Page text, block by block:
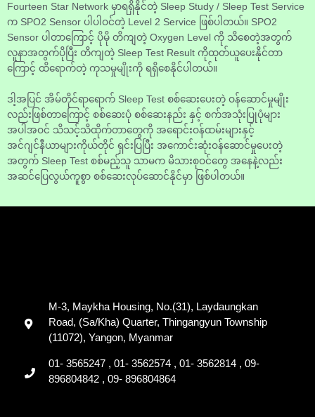
Fourteen Star Network မှာရရှိနိုင်တဲ့ Sleep Study / Sleep Test Service
က SPO2 Sensor ပါပါဝင်တဲ့ Level 2 Service ဖြစ်ပါတယ်။ SPO2
Sensor ပါတာကြောင့် ပိုမို တိကျတဲ့ Oxygen Level ကို သိစေတဲ့အတွက်
လူနာအတွက်ပိုပြီး တိကျတဲ့ Sleep Test Result ကိုထုတ်ယူပေးနိုင်တာ
ကြောင့် ထိရောက်တဲ့ ကုသမှုမျိုးကို ရရှိစေနိုင်ပါတယ်။
ဒါ့အပြင် အိမ်တိုင်ရာရောက် Sleep Test စစ်ဆေးပေးတဲ့ ဝန်ဆောင်မှုမျိုး
လည်းဖြစ်တာကြောင့် စစ်ဆေးပုံ စစ်ဆေးနည်း နှင့် စက်အသုံးပြုပုံများ
အပါအဝင် သိသင့်သိထိုက်တာတွေကို အရောင်းဝန်ထမ်းများနှင့်
အင်ဂျင်နီယာများကိုယ်တိုင် ရှင်းပြပြီး အကောင်းဆုံးဝန်ဆောင်မှုပေးတဲ့
အတွက် Sleep Test စစ်မည့်သူ သာမက မိသားစုဝင်တွေ အနေနဲ့လည်း
အဆင်ပြေလွယ်ကူစွာ စစ်ဆေးလုပ်ဆောင်နိုင်မှာ ဖြစ်ပါတယ်။
M-3, Maykha Housing, No.(31), Laydaungkan
Road, (Sa/Kha) Quarter, Thingangyun Township
(11072), Yangon, Myanmar
01- 3565247 , 01- 3562574 , 01- 3562814 , 09-
896804842 , 09- 896804864